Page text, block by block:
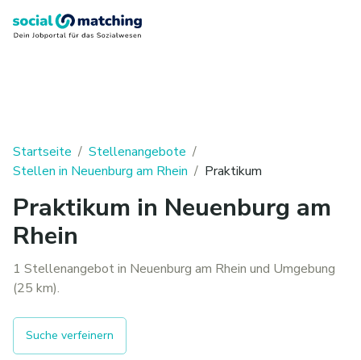
Startseite / Stellenangebote /
Stellen in Neuenburg am Rhein / Praktikum
Praktikum in Neuenburg am
Rhein
1 Stellenangebot in Neuenburg am Rhein und Umgebung
(25 km).
Suche verfeinern